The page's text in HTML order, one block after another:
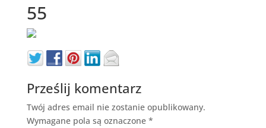
55
Prześlij komentarz
Twój adres email nie zostanie opublikowany.
Wymagane pola są oznaczone *